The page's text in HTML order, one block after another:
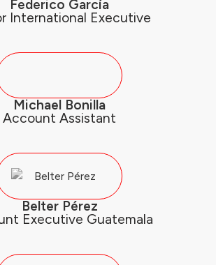
Federico García
International Executive
Michael Bonilla
Account Assistant
Belter Pérez
Executive Guatemala